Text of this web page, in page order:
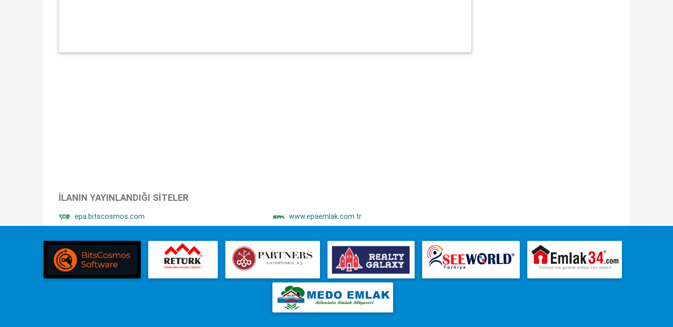
İLANIN YAYINLANDIĞI SITELER
epa.bitscosmos.com www.epaemlak.com.tr